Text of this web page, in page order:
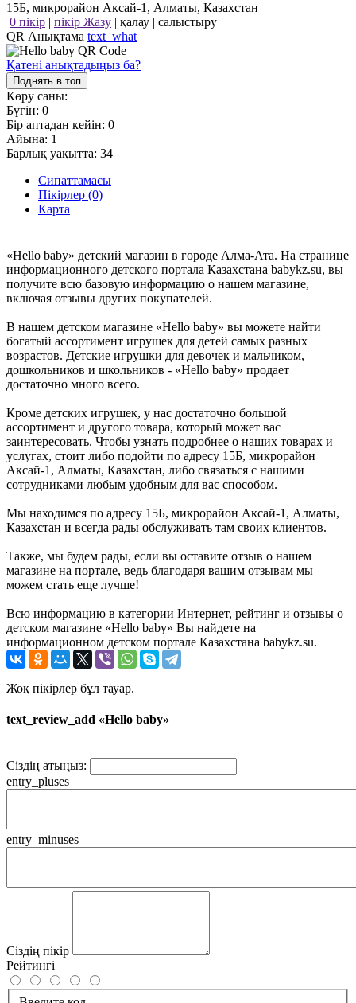
15Б, микрорайон Аксай-1, Алматы, Казахстан
0 пікір | пікір Жазу | қалау | салыстыру
QR Анықтама text_what
Қатені анықтадыңыз ба?
Поднять в топ
Көру саны:
Бүгін: 0
Бір аптадан кейін: 0
Айына: 1
Барлық уақытта: 34
Сипаттамасы
Пікірлер (0)
Карта
«Hello baby» детский магазин в городе Алма-Ата. На странице
информационного детского портала Казахстана babykz.su, вы
получите всю базовую информацию о нашем магазине,
включая отзывы других покупателей.
В нашем детском магазине «Hello baby» вы можете найти
богатый ассортимент игрушек для детей самых разных
возрастов. Детские игрушки для девочек и мальчиком,
дошкольников и школьников - «Hello baby» продает
достаточно много всего.
Кроме детских игрушек, у нас достаточно большой
ассортимент и другого товара, который может вас
заинтересовать. Чтобы узнать подробнее о наших товарах и
услугах, стоит либо подойти по адресу 15Б, микрорайон
Аксай-1, Алматы, Казахстан, либо связаться с нашими
сотрудниками любым удобным для вас способом.
Мы находимся по адресу 15Б, микрорайон Аксай-1, Алматы,
Казахстан и всегда рады обслуживать там своих клиентов.
Также, мы будем рады, если вы оставите отзыв о нашем
магазине на портале, ведь благодаря вашим отзывам мы
можем стать еще лучше!
Всю информацию в категории Интернет, рейтинг и отзывы о
детском магазине «Hello baby» Вы найдете на
информационном детском портале Казахстана babykz.su.
Жоқ пікірлер бұл тауар.
text_review_add «Hello baby»
Сіздің атыңыз:
entry_pluses
entry_minuses
Сіздің пікір
Рейтингі